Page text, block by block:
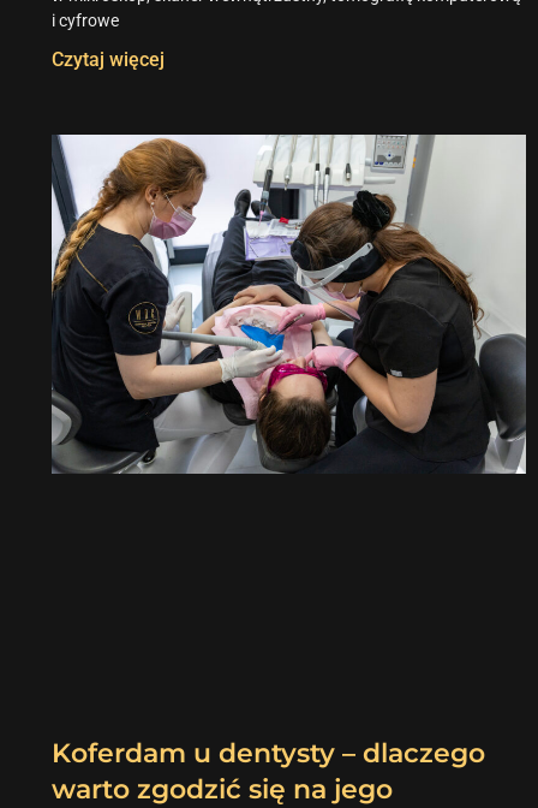
i cyfrowe
Czytaj więcej
Koferdam u dentysty – dlaczego
warto zgodzić się na jego